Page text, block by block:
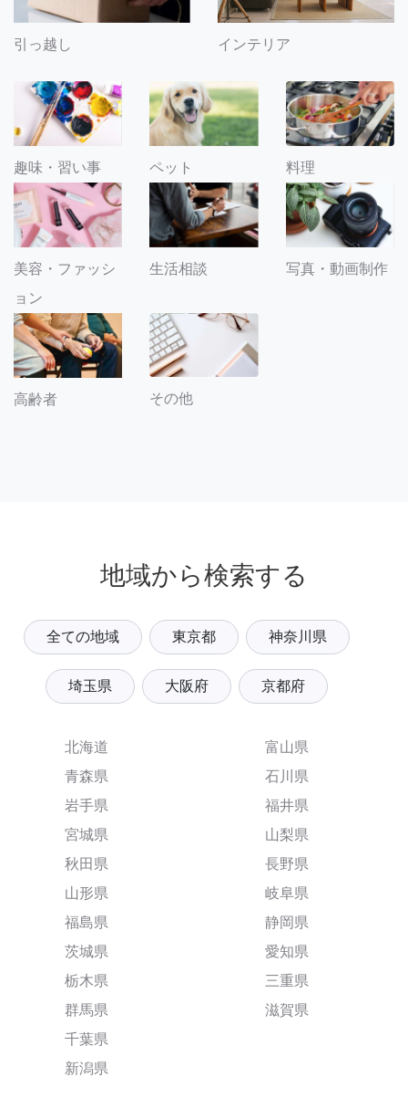
引っ越し インテリア
趣味・習い事 ペット 料理
美容・ファッシ
ョン
生活相談 写真・動画制作
高齢者 その他
地域から検索する
全ての地域 東京都 神奈川県
埼玉県 大阪府 京都府
北海道
青森県
岩手県
宮城県
秋田県
山形県
福島県
茨城県
栃木県
群馬県
千葉県
新潟県
富山県
石川県
福井県
山梨県
長野県
岐阜県
静岡県
愛知県
三重県
滋賀県